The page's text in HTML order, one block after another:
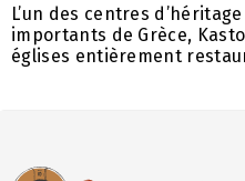
L’un des centres
importants de Grèce,
églises entièrement